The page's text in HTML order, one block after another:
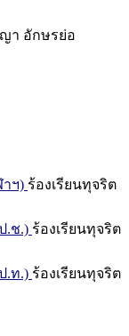
า อักษรย่อ
ฯ) ร้องเรียนทุจริต
.ช.) ร้องเรียนทุจริต
.ท.) ร้องเรียนทุจริต